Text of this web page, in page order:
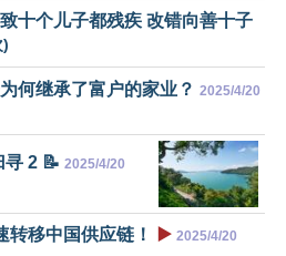
十个儿子都残疾 改错向善十子
)
何继承了富户的家业？ 2025/4/20
2 📝 2025/4/20
转移中国供应链！ ▶️ 2025/4/20